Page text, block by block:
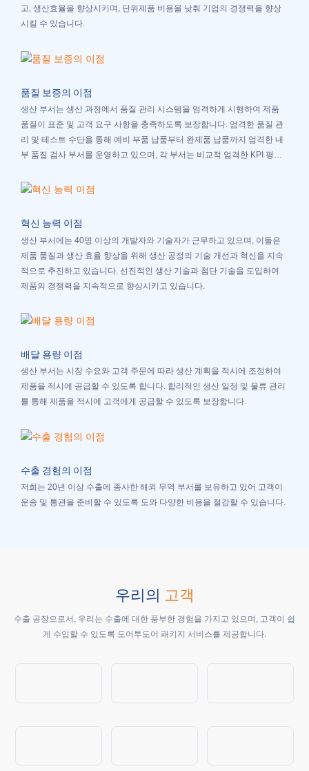
고, 생산효율을 향상시키며, 단위제품 비용을 낮춰 기업의 경쟁력을 향상
시킬 수 있습니다.
품질 보증의 이점
생산 부서는 생산 과정에서 품질 관리 시스템을 엄격하게 시행하여 제품
품질이 표준 및 고객 요구 사항을 충족하도록 보장합니다. 엄격한 품질 관
리 및 테스트 수단을 통해 예비 부품 납품부터 완제품 납품까지 엄격한 내
부 품질 검사 부서를 운영하고 있으며, 각 부서는 비교적 엄격한 KPI 평가
혁신 능력 이점
생산 부서에는 40명 이상의 개발자와 기술자가 근무하고 있으며, 이들은
제품 품질과 생산 효율 향상을 위해 생산 공정의 기술 개선과 혁신을 지속
적으로 추진하고 있습니다. 선진적인 생산 기술과 첨단 기술을 도입하여
제품의 경쟁력을 지속적으로 향상시키고 있습니다.
배달 용량 이점
생산 부서는 시장 수요와 고객 주문에 따라 생산 계획을 적시에 조정하여
제품을 적시에 공급할 수 있도록 합니다. 합리적인 생산 일정 및 물류 관리
를 통해 제품을 적시에 고객에게 공급할 수 있도록 보장합니다.
수출 경험의 이점
저희는 20년 이상 수출에 종사한 해외 무역 부서를 보유하고 있어 고객이
운송 및 통관을 준비할 수 있도록 도와 다양한 비용을 절감할 수 있습니다.
우리의 고객
수출 공장으로서, 우리는 수출에 대한 풍부한 경험을 가지고 있으며, 고객이 쉽
게 수입할 수 있도록 도어투도어 패키지 서비스를 제공합니다.